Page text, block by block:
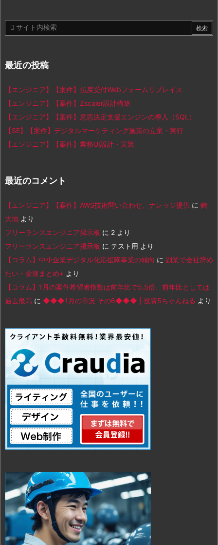
最近の投稿
【エンジニア】【案件】払戻受付Webフォームリプレイス
【エンジニア】【案件】Zscaler設計構築
【エンジニア】【案件】意思決定支援エンジンの導入（SQL）
【SE】【案件】デジタルマーケティング施策の立案・実行
【エンジニア】【案件】業務UI設計・実装
最近のコメント
【エンジニア】【案件】AWS技術問い合わせ、ナレッジ提供 に 鶴
大地 より
フリーランスエンジニア掲示板 に 2 より
フリーランスエンジニア掲示板 に テスト用 より
【コラム】中小企業デジタル化応援隊事業の傾向 に 副業で会社辞め
たい - 金速まとめ+ より
【コラム】1月の案件希望者指数は前年比で5.5倍、前年比としては
過去最高 に ◆◆◆1月の市況 その6◆◆◆ | 投資5ちゃんねる より